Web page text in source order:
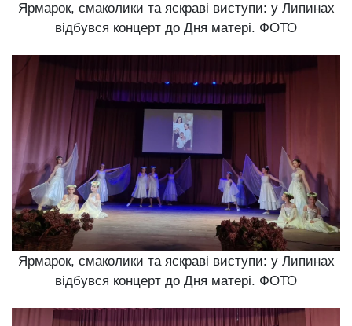
Ярмарок, смаколики та яскраві виступи: у Липинах
відбувся концерт до Дня матері. ФОТО
Ярмарок, смаколики та яскраві виступи: у Липинах
відбувся концерт до Дня матері. ФОТО